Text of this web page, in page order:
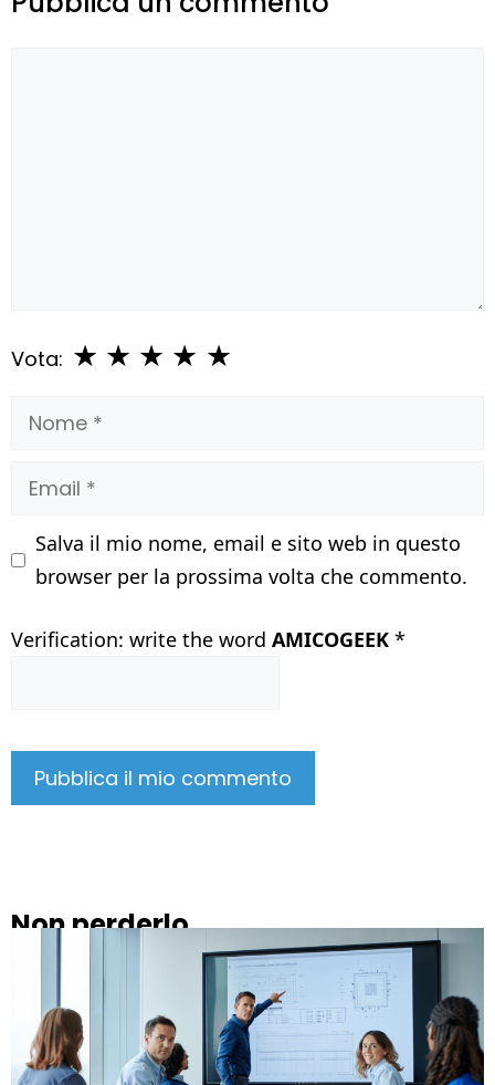
Vota: ★
★
★
★
★
Nome
Email
Salva il mio nome, email e sito web in questo
browser per la prossima volta che commento.
Verification: write the word AMICOGEEK *
Non perderlo